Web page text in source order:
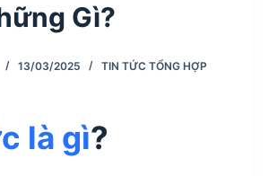
Gì?
13/03/2025 TIN TỨC TỔNG HỢP
là gì?